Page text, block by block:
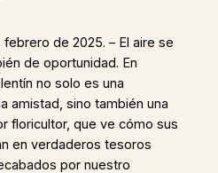
de 2025. – El aire se
de oportunidad. En
no solo es una
amistad, sino también una
floricultor, que ve cómo sus
en verdaderos tesoros
por nuestro